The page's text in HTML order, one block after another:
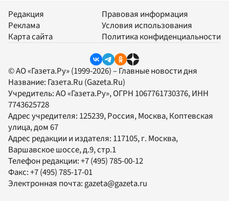
Редакция
Реклама
Карта сайта
Правовая информация
Условия использования
Политика конфиденциальности
© АО «Газета.Ру» (1999-2026) – Главные новости дня
Название: Газета.Ru (Gazeta.Ru)
Учредитель:АО «Газета.Ру», ОГРН 1067761730376, ИНН
7743625728
Адрес учредителя: 125239, Россия, Москва, Коптевская
улица, дом 67
Адрес редакции и издателя: 117105, г. Москва,
Варшавское шоссе, д.9, стр.1
Телефон редакции:+7 (495) 785-00-12
Факс:+7 (495) 785-17-01
Электронная почта: gazeta@gazeta.ru